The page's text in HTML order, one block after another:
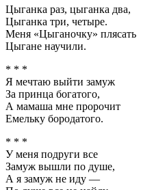
Цыганка раз, цыганка два,
Цыганка три, четыре.
Меня «Цыганочку» плясать
Цыгане научили.
* * *
Я мечтаю выйти замуж
За принца богатого,
А мамаша мне пророчит
Емельку бородатого.
* * *
У меня подруги все
Замуж вышли по душе,
А я замуж не иду —